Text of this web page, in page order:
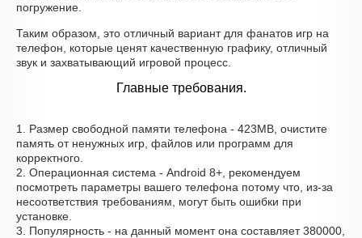
погружение.
Таким образом, это отличный вариант для фанатов игр на
телефон, которые ценят качественную графику, отличный
звук и захватывающий игровой процесс.
Главные требования.
1. Размер свободной памяти телефона - 423MB, очистите
память от ненужных игр, файлов или программ для
корректного.
2. Операционная система - Android 8+, рекомендуем
посмотреть параметры вашего телефона потому что, из-за
несоответствия требованиям, могут быть ошибки при
установке.
3. Популярность - на данный момент она составляет 380000,